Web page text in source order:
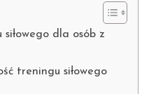
dla osób z
treningu siłowego